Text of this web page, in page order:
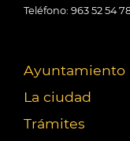
Teléfono: 963 52 54
Ayuntamiento
La ciudad
Trámites